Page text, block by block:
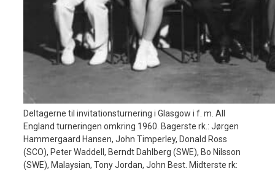
Deltagerne til invitationsturnering i Glasgow i f. m. All
England turneringen omkring 1960. Bagerste rk.: Jørgen
Hammergaard Hansen, John Timperley, Donald Ross
(SCO), Peter Waddell, Berndt Dahlberg (SWE), Bo Nilsson
(SWE), Malaysian, Tony Jordan, John Best. Midterste rk: